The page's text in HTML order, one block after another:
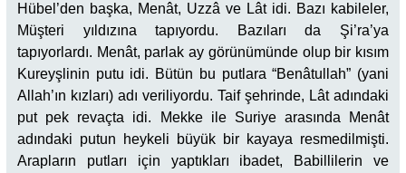
Hübel’den başka, Menât, Uzzâ ve Lât idi. Bazı kabileler,
Müşteri yıldızına tapıyordu. Bazıları da Şi’ra’ya
tapıyorlardı. Menât, parlak ay görünümünde olup bir kısım
Kureyşlinin putu idi. Bütün bu putlara “Benâtullah” (yani
Allah’ın kızları) adı veriliyordu. Taif şehrinde, Lât adındaki
put pek revaçta idi. Mekke ile Suriye arasında Menât
adındaki putun heykeli büyük bir kayaya resmedilmişti.
Arapların putları için yaptıkları ibadet, Babillilerin ve